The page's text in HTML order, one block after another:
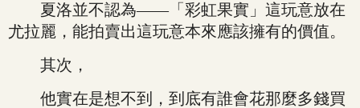
夏洛並不認為——「彩虹果實」這玩意放在
尤拉麗，能拍賣出這玩意本來應該擁有的價值。
其次，
他實在是想不到，到底有誰會花那麼多錢買